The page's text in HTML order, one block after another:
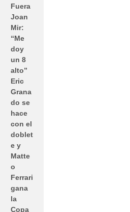
Fuera
Joan
Mir:
“Me
doy
un 8
alto”
Eric
Grana
do se
hace
con el
doblet
e y
Matte
o
Ferrari
gana
la
Copa